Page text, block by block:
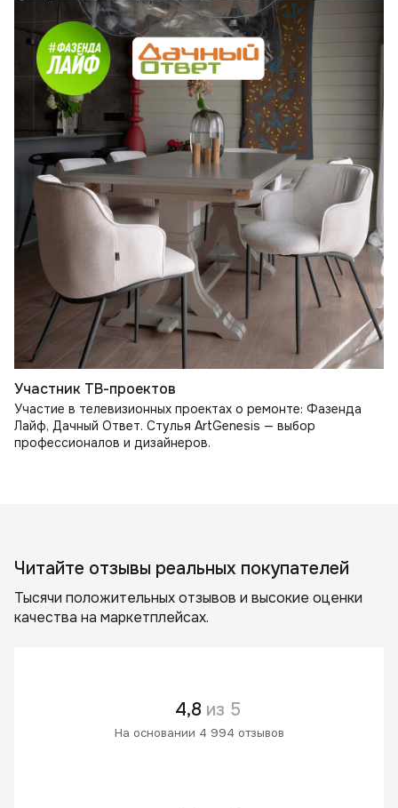
Участник ТВ-проектов
Участие в телевизионных проектах о ремонте: Фазенда
Лайф, Дачный Ответ. Стулья ArtGenesis — выбор
профессионалов и дизайнеров.
Читайте отзывы реальных покупателей
Тысячи положительных отзывов и высокие оценки
качества на маркетплейсах.
4,8 из 5
На основании 4 994 отзывов